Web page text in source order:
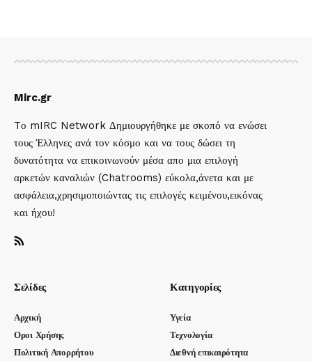
Mirc.gr
Tο mIRC Network Δημιουργήθηκε με σκοπό να ενώσει
τους Έλληνες ανά τον κόσμο και να τους δώσει τη
δυνατότητα να επικοινωνούν μέσα απο μια επιλογή
αρκετών καναλιών (Chatrooms) εύκολα,άνετα και με
ασφάλεια,χρησιμοποιώντας τις επιλογές κειμένου,εικόνας
και ήχου!
Σελίδες
Αρχική
Οροι Χρήσης
Πολιτική Απορρήτου
Κατηγορίες
Υγεία
Τεχνολογία
Διεθνή επικαιρότητα